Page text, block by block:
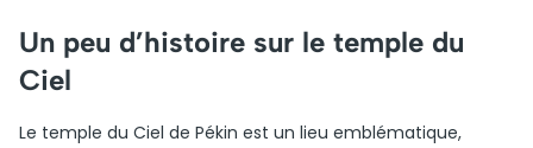
Un peu d’histoire sur le temple du
Ciel
Le temple du Ciel de Pékin est un lieu emblématique,